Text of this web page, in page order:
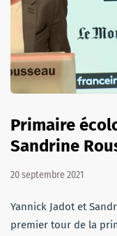
Primaire
Sandrine
20 septembre 2021
Yannick Jadot et
premier tour de la